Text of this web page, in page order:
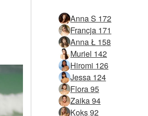
Anna S 172
Francja 171
Anna Ł 158
Muriel 142
Hiromi 126
Jessa 124
Flora 95
Zaika 94
Koks 92